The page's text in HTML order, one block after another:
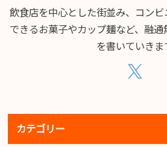
飲食店を中心とした街並み、コン
できるお菓子やカップ麺など、融
を書いていきま
カテゴリー